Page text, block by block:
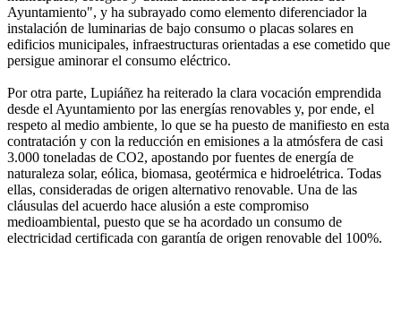
Ayuntamiento", y ha subrayado como elemento diferenciador la
instalación de luminarias de bajo consumo o placas solares en
edificios municipales, infraestructuras orientadas a ese cometido que
persigue aminorar el consumo eléctrico.
Por otra parte, Lupiáñez ha reiterado la clara vocación emprendida
desde el Ayuntamiento por las energías renovables y, por ende, el
respeto al medio ambiente, lo que se ha puesto de manifiesto en esta
contratación y con la reducción en emisiones a la atmósfera de casi
3.000 toneladas de CO2, apostando por fuentes de energía de
naturaleza solar, eólica, biomasa, geotérmica e hidroelétrica. Todas
ellas, consideradas de origen alternativo renovable. Una de las
cláusulas del acuerdo hace alusión a este compromiso
medioambiental, puesto que se ha acordado un consumo de
electricidad certificada con garantía de origen renovable del 100%.